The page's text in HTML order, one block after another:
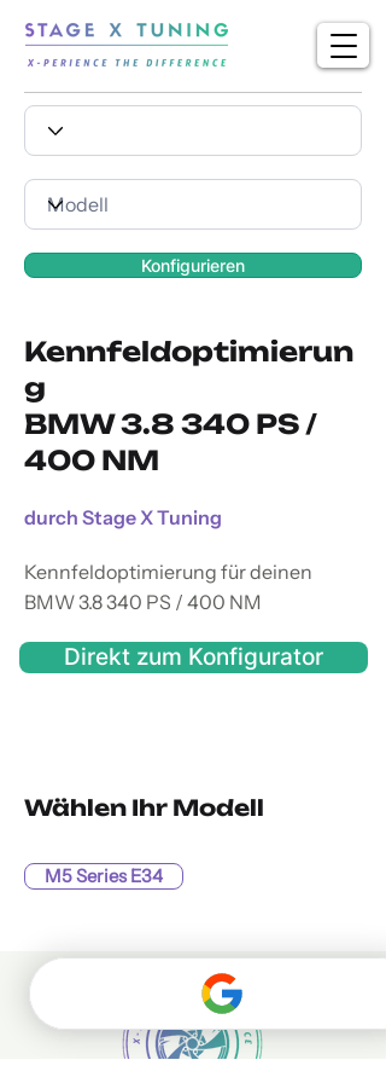
Konfigurieren
Kennfeldoptimierun
g
BMW 3.8 340 PS /
400 NM
durch Stage X Tuning
Kennfeldoptimierung für deinen
BMW 3.8 340 PS / 400 NM
Direkt zum Konfigurator
Wählen Ihr Modell
M5 Series E34